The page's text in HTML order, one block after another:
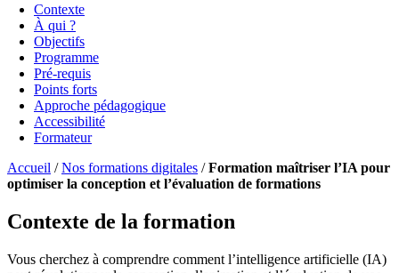
Contexte
À qui ?
Objectifs
Programme
Pré-requis
Points forts
Approche pédagogique
Accessibilité
Formateur
Accueil /Nos formations digitales /Formation maîtriser l’IA pour
optimiser la conception et l’évaluation de formations
Contexte de la formation
Vous cherchez à comprendre comment l’intelligence artificielle (IA)